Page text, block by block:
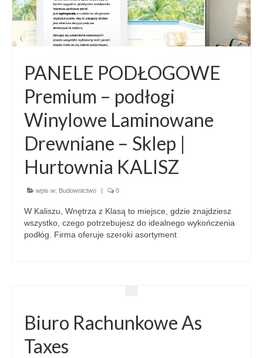
PANELE PODŁOGOWE
Premium – podłogi
Winylowe Laminowane
Drewniane – Sklep |
Hurtownia KALISZ
wpis w: Budownictwo | 0
W Kaliszu, Wnętrza z Klasą to miejsce, gdzie znajdziesz
wszystko, czego potrzebujesz do idealnego wykończenia
podłóg. Firma oferuje szeroki asortyment
Biuro Rachunkowe As
Taxes